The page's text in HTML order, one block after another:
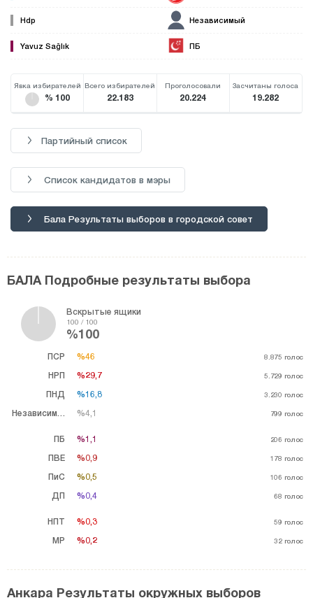
Hdp Независимый
Yavuz Sağlık ПБ
Явка избирателей
% 100
Всего избирателей
22.183
Проголосовали
20.224
Засчитаны голоса
19.282
Партийный список
Список кандидатов в мэры
Бала Результаты выборов в городской совет
БАЛА Подробные результаты выбора
Вскрытые ящики
100 / 100
%100
ПСР
НРП
ПНД
Независимый
%46 8.875 голос
%29,7 5.729 голос
%16,8 3.230 голос
%4,1 799 голос
%46
%29,7
%16,8
%4,1
ПБ
ПВЕ
ПиС
ДП
%1,1 206 голос
%0,9 178 голос
%0,5 106 голос
%0,4 68 голос
%1,1
%0,9
%0,5
%0,4
НПТ
MP
%0,3 59 голос
%0,2 32 голос
%0,3
%0,2
Анкара Результаты окружных выборов